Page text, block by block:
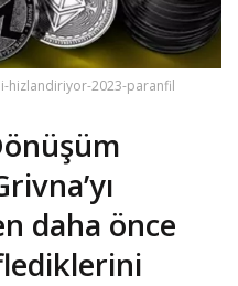
hizlandiriyor-2023-paranfil
daha önce